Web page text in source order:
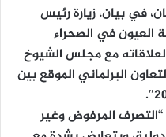
في بيان، زيارة رئيس
العيون في الصحراء
لعلاقاته مع مجلس الشيوخ
البرلماني الموقع بين
“التصرف المرفوض وغير